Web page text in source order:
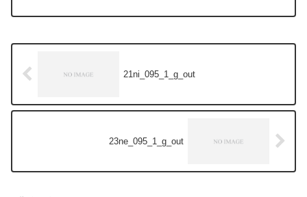
21ni_095_1_g_out
23ne_095_1_g_out